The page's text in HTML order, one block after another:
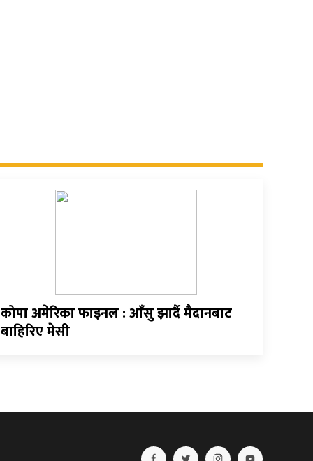
कोपा अमेरिका फाइनल : आँसु झार्दै मैदानबाट
बाहिरिए मेसी